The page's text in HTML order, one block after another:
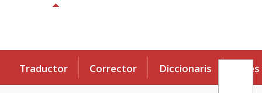
Traductor Corrector Diccionaris Eines